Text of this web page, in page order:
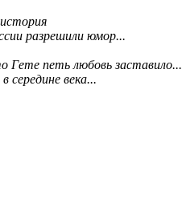
разрешили юмор...
Гете петь любовь заставило...
середине века...